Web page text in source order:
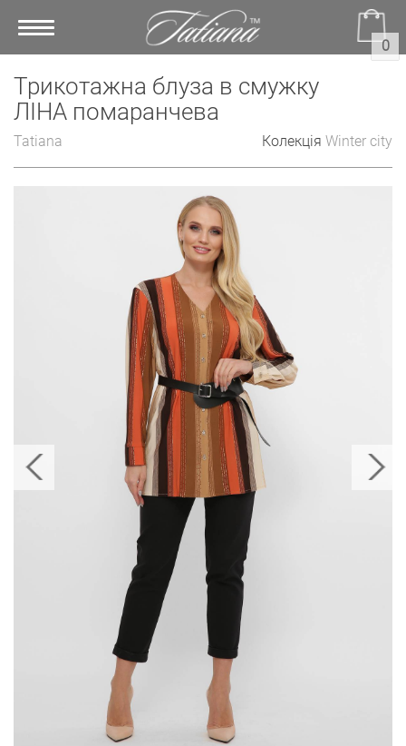
Toggle
0
Трикотажна блуза в смужку
ЛІНА помаранчева
Tatiana Колекція Winter city